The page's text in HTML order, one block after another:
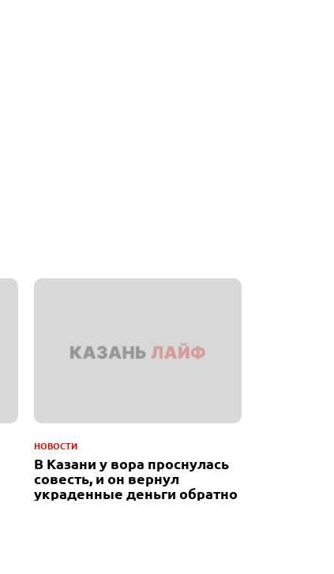
НОВОСТИ
В Казани у вора проснулась
совесть, и он вернул
украденные деньги обратно